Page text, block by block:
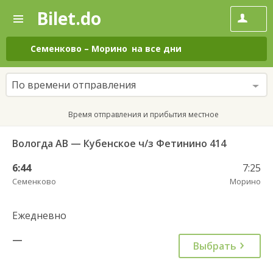
—
Поиск
и
покупка
билетов
на
автобус
онлайн
Bilet.do
Семенково – Морино на все дни
По времени отправления
Время отправления и прибытия местное
Вологда АВ — Кубенское ч/з Фетинино 414
6:44
Семенково
7:25
Морино
Ежедневно
—
Выбрать